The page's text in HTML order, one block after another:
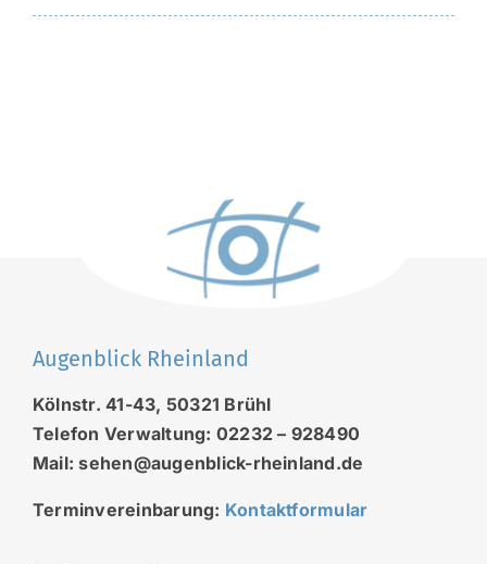
Augenblick Rheinland
Kölnstr. 41-43, 50321 Brühl
Telefon Verwaltung: 02232 – 928490
Mail: sehen@augenblick-rheinland.de
Terminvereinbarung: Kontaktformular